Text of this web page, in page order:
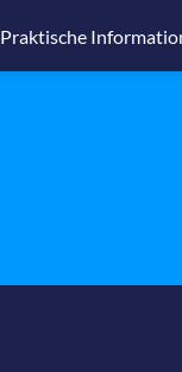
Praktische